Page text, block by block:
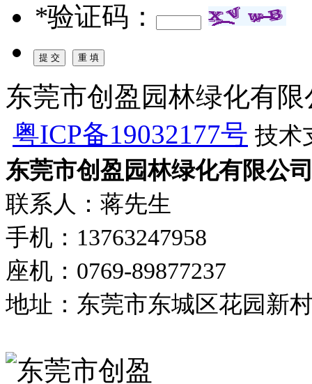
*验证码：
东莞市创盈园林绿化有
粤ICP备19032177号 技术
东莞市创盈园林绿化有限公
联系人：蒋先生
手机：13763247958
座机：0769-89877237
地址：东莞市东城区花园新